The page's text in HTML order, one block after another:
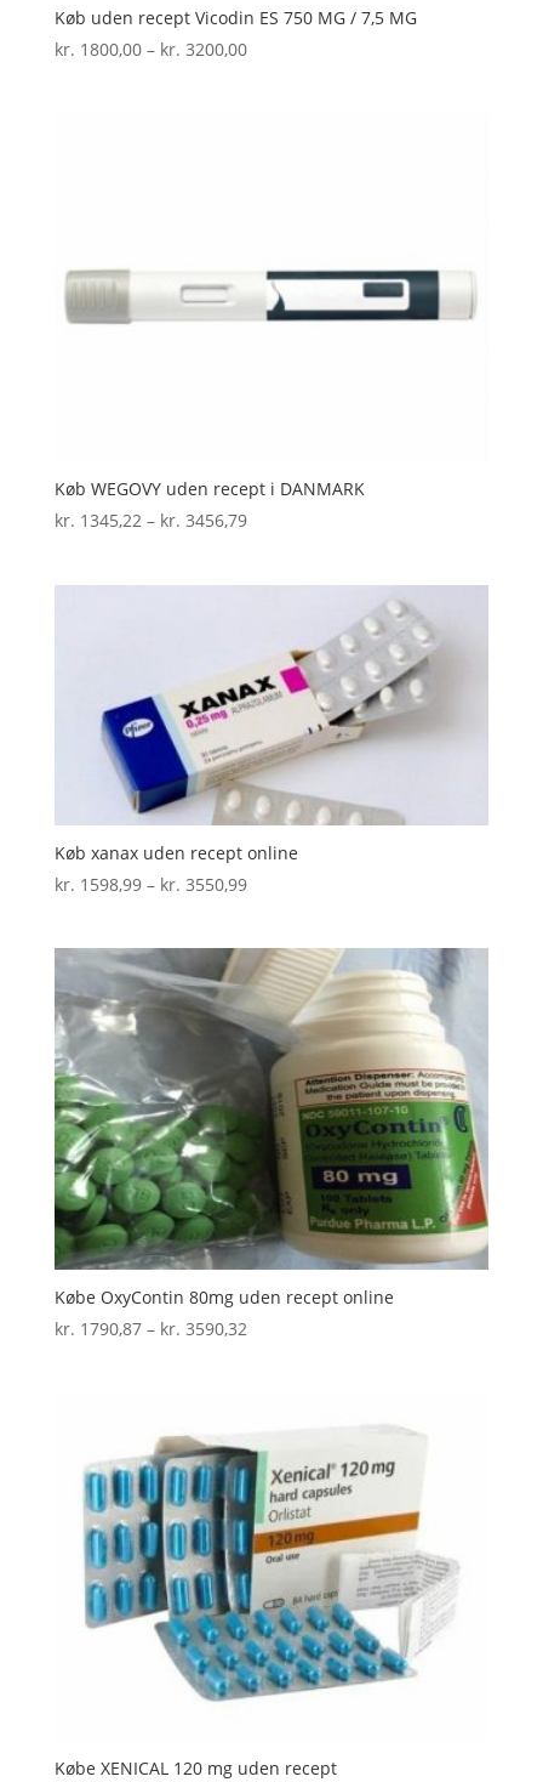
Køb uden recept Vicodin ES 750 MG / 7,5 MG
kr. 1800,00 – kr. 3200,00Prisinterval:
Køb WEGOVY uden recept i DANMARK
kr. 1345,22 – kr. 3456,79Prisinterval:
Køb xanax uden recept online
kr. 1598,99 – kr. 3550,99Prisinterval:
kr. 3550,99
Købe OxyContin 80mg uden recept online
kr. 1790,87 – kr. 3590,32Prisinterval:
Købe XENICAL 120 mg uden recept